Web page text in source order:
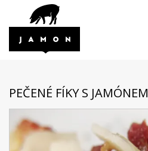
PEČENÉ FÍKY S JAMÓNEM